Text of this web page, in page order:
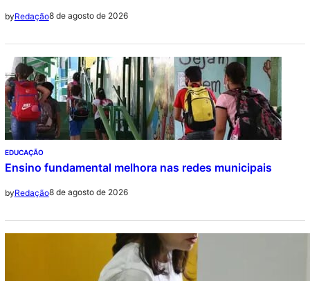
byRedação8 de agosto de 2026
EDUCAÇÃO
Ensino fundamental melhora nas redes municipais
byRedação8 de agosto de 2026